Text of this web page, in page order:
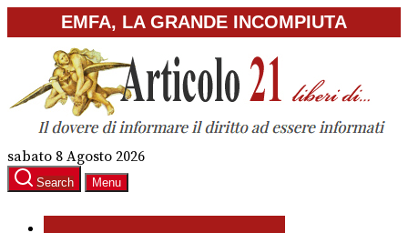
to
content
EMFA, LA GRANDE INCOMPIUTA
sabato 8 Agosto 2026
Search Menu